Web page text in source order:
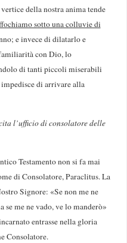
della nostra anima tende
sotto una colluvie di
e invece di dilatarlo e
con Dio, lo
di tanti piccoli miserabili
di arrivare alla
l’ufficio di consolatore delle
Testamento non si fa mai
di Consolatore, Paraclitus. La
Signore: «Se non me ne
me ne vado, ve lo manderò»
entrasse nella gloria
Consolatore.